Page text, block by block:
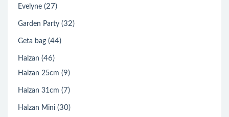
Evelyne (27)
Garden Party (32)
Geta bag (44)
Halzan (46)
Halzan 25cm (9)
Halzan 31cm (7)
Halzan Mini (30)